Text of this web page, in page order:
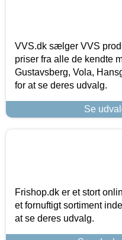
VVS.dk sælger VVS
priser fra alle de kendte
Gustavsberg, Vola,
for at se deres udvalg.
Se
Frishop.dk er et stort
et fornuftigt sortiment
at se deres udvalg.